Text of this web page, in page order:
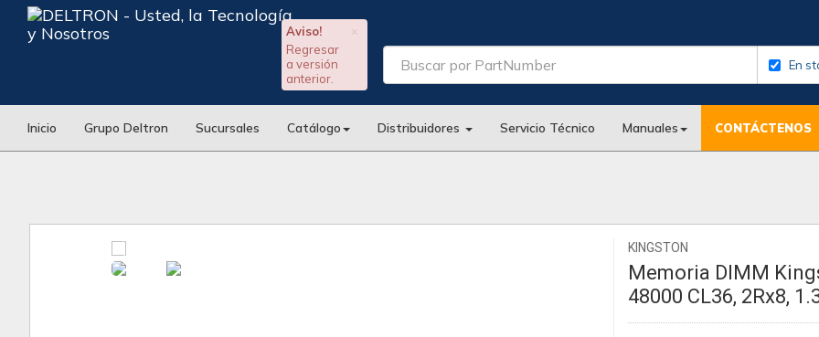
×
Aviso!
Regresar
a versión
anterior.
En
Inicio Grupo Deltron Sucursales Catálogo Distribuidores Servicio Técnico Manuales CONTÁCTENOS
KINGSTON
Memoria DIMM
48000 CL36, 2Rx8,